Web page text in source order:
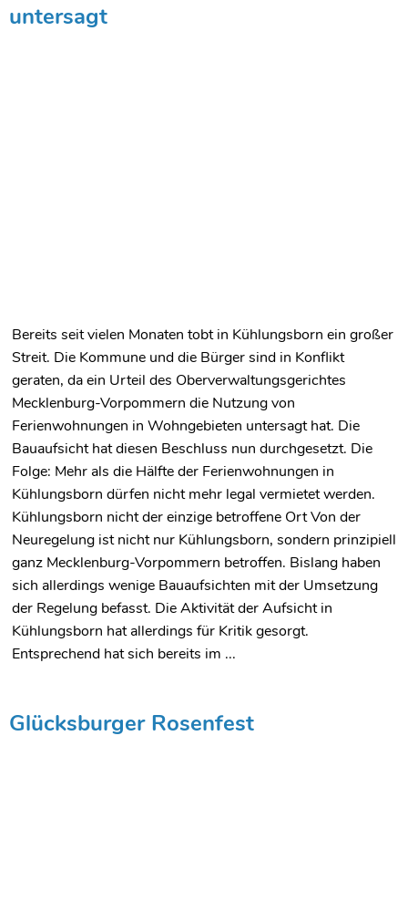
untersagt
Bereits seit vielen Monaten tobt in Kühlungsborn ein großer
Streit. Die Kommune und die Bürger sind in Konflikt
geraten, da ein Urteil des Oberverwaltungsgerichtes
Mecklenburg-Vorpommern die Nutzung von
Ferienwohnungen in Wohngebieten untersagt hat. Die
Bauaufsicht hat diesen Beschluss nun durchgesetzt. Die
Folge: Mehr als die Hälfte der Ferienwohnungen in
Kühlungsborn dürfen nicht mehr legal vermietet werden.
Kühlungsborn nicht der einzige betroffene Ort Von der
Neuregelung ist nicht nur Kühlungsborn, sondern prinzipiell
ganz Mecklenburg-Vorpommern betroffen. Bislang haben
sich allerdings wenige Bauaufsichten mit der Umsetzung
der Regelung befasst. Die Aktivität der Aufsicht in
Kühlungsborn hat allerdings für Kritik gesorgt.
Entsprechend hat sich bereits im ...
Glücksburger Rosenfest